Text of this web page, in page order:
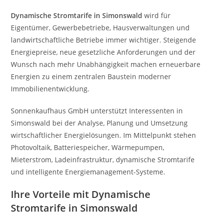
Dynamische Stromtarife in Simonswald wird für
Eigentümer, Gewerbebetriebe, Hausverwaltungen und
landwirtschaftliche Betriebe immer wichtiger. Steigende
Energiepreise, neue gesetzliche Anforderungen und der
Wunsch nach mehr Unabhängigkeit machen erneuerbare
Energien zu einem zentralen Baustein moderner
Immobilienentwicklung.
Sonnenkaufhaus GmbH unterstützt Interessenten in
Simonswald bei der Analyse, Planung und Umsetzung
wirtschaftlicher Energielösungen. Im Mittelpunkt stehen
Photovoltaik, Batteriespeicher, Wärmepumpen,
Mieterstrom, Ladeinfrastruktur, dynamische Stromtarife
und intelligente Energiemanagement-Systeme.
Ihre Vorteile mit Dynamische
Stromtarife in Simonswald